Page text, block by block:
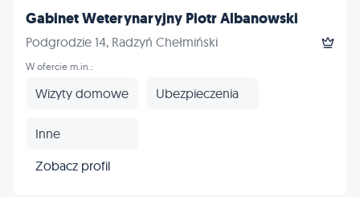
Gabinet Weterynaryjny Piotr Albanowski
Podgrodzie 14, Radzyń Chełmiński
W ofercie m.in.:
Wizyty domowe Ubezpieczenia
Inne
Zobacz profil